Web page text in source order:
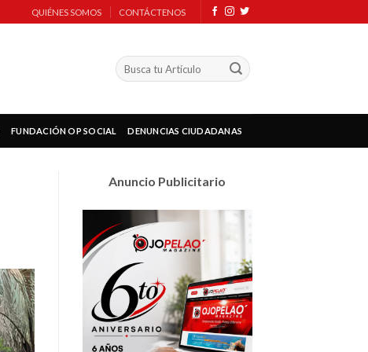
QUIÉNES SOMOS CONTÁCTENOS
FUNDACIÓN OP SOCIAL DENUNCIAS CIUDADANAS
Anuncio Publicitario